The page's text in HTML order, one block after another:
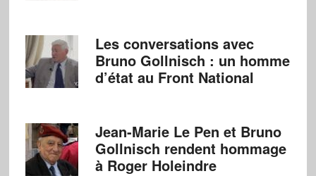
Les conversations avec
Bruno Gollnisch : un homme
d’état au Front National
Jean-Marie Le Pen et Bruno
Gollnisch rendent hommage
à Roger Holeindre